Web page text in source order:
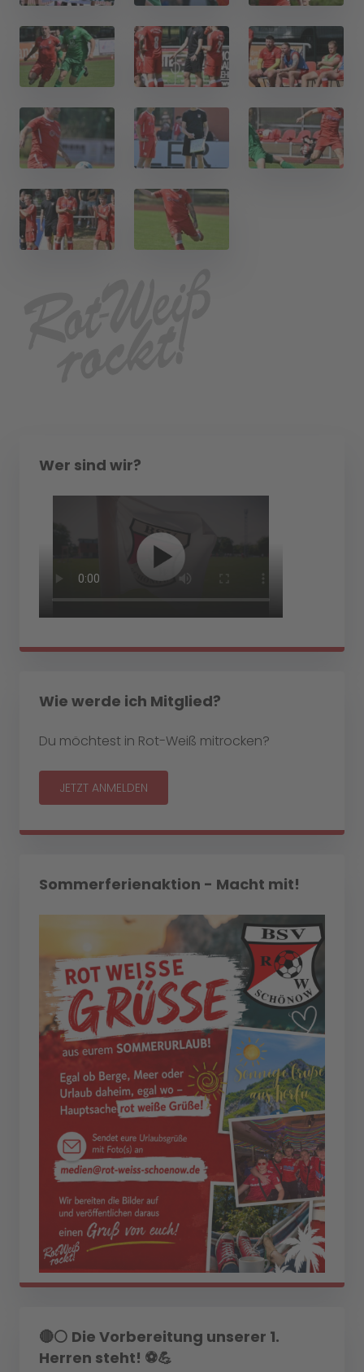
Wer sind wir?
Wie werde ich Mitglied?
Du möchtest in Rot-Weiß mitrocken?
JETZT ANMELDEN
Sommerferienaktion - Macht mit!
🔴⚪ Die Vorbereitung unserer 1.
Herren steht! ⚽💪